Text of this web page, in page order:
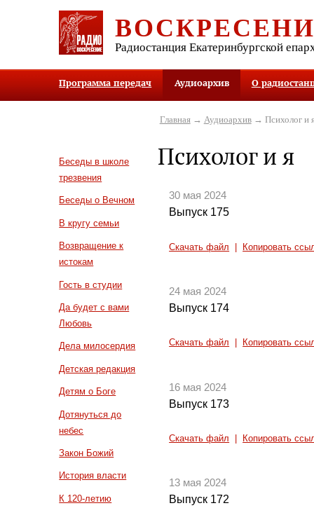
Радиостанция Екатеринбургской
Программа передач Аудиоархив О
Беседы в школе
трезвения
Беседы о Вечном
В кругу семьи
Возвращение к
истокам
Гость в студии
Да будет с вами
Любовь
Дела милосердия
Детская редакция
Детям о Боге
Дотянуться до
небес
Закон Божий
История власти
К 120-летию
Главная→ Аудиоархив→ Психолог и
Психолог и я
30 мая 2024
Выпуск 175
Скачать файл Копировать
24 мая 2024
Выпуск 174
Скачать файл Копировать
16 мая 2024
Выпуск 173
Скачать файл Копировать
13 мая 2024
Выпуск 172